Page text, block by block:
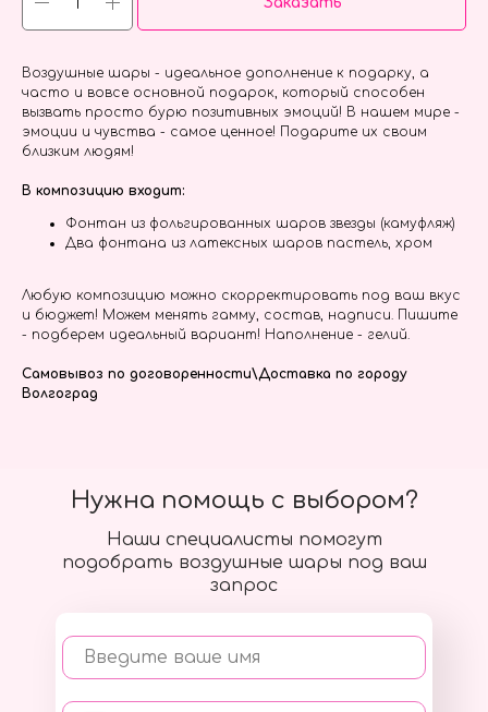
Воздушные шары - идеальное дополнение к подарку, а
часто и вовсе основной подарок, который способен
вызвать просто бурю позитивных эмоций! В нашем мире -
эмоции и чувства - самое ценное! Подарите их своим
близким людям!
В композицию входит:
Фонтан из фольгированных шаров звезды (камуфляж)
Два фонтана из латексных шаров пастель, хром
Любую композицию можно скорректировать под ваш вкус
и бюджет! Можем менять гамму, состав, надписи. Пишите
- подберем идеальный вариант! Наполнение - гелий.
Самовывоз по договоренности\Доставка по городу
Волгоград
Наши специалисты помогут
подобрать воздушные шары под ваш
запрос
Введите ваше имя
Нужна помощь с выбором?